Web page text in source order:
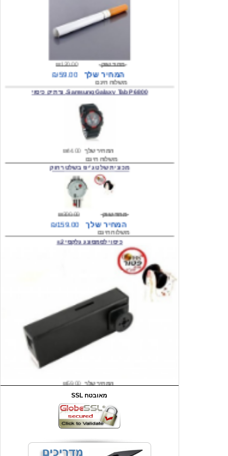
₪120.00
משלוח חינם
Samsung Galaxy Tab P6800, נרתיק כיסוי
המחיר שלך
משלוח חינם
₪300.00 מחיר שוק
₪159.00
כיסוי לסמסונג גלקסי s2
₪59.00
₪90.00 מחיר שוק
₪49.00 המחיר כולל משלוח :
כיסוי אחורי לאייפון 4/4S
SSL מאובטח